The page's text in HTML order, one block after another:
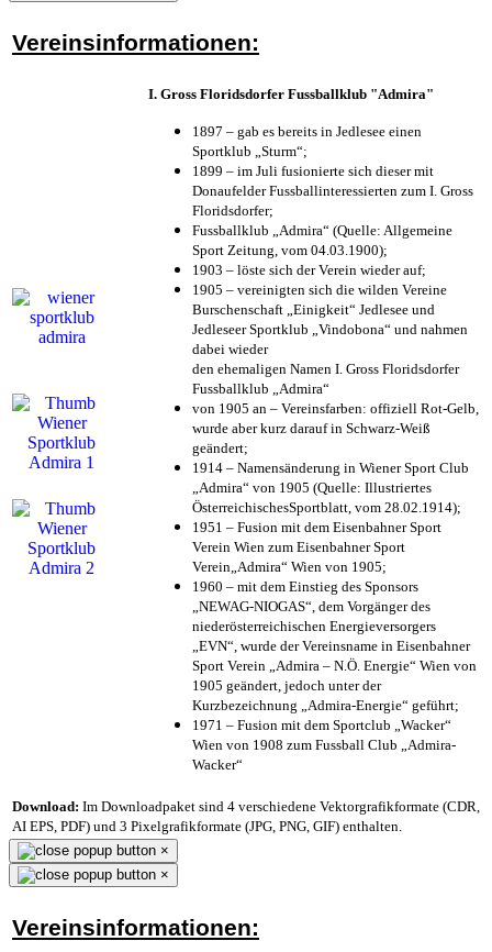
Vereinsinformationen:
I. Gross Floridsdorfer Fussballklub "Admira"
1897 – gab es bereits in Jedlesee einen
Sportklub „Sturm“;
1899 – im Juli fusionierte sich dieser mit
Donaufelder Fussballinteressierten zum I. Gross
Floridsdorfer;
Fussballklub „Admira“ (Quelle: Allgemeine
Sport Zeitung, vom 04.03.1900);
1903 – löste sich der Verein wieder auf;
1905 – vereinigten sich die wilden Vereine
Burschenschaft „Einigkeit“ Jedlesee und
Jedleseer Sportklub „Vindobona“ und nahmen
dabei wieder
den ehemaligen Namen I. Gross Floridsdorfer
Fussballklub „Admira“
von 1905 an – Vereinsfarben: offiziell Rot-Gelb,
wurde aber kurz darauf in Schwarz-Weiß
geändert;
1914 – Namensänderung in Wiener Sport Club
„Admira“ von 1905 (Quelle: Illustriertes
ÖsterreichischesSportblatt, vom 28.02.1914);
1951 – Fusion mit dem Eisenbahner Sport
Verein Wien zum Eisenbahner Sport
Verein„Admira“ Wien von 1905;
1960 – mit dem Einstieg des Sponsors
„NEWAG-NIOGAS“, dem Vorgänger des
niederösterreichischen Energieversorgers
„EVN“, wurde der Vereinsname in Eisenbahner
Sport Verein „Admira – N.Ö. Energie“ Wien von
1905 geändert, jedoch unter der
Kurzbezeichnung „Admira-Energie“ geführt;
1971 – Fusion mit dem Sportclub „Wacker“
Wien von 1908 zum Fussball Club „Admira-
Wacker“
Download: Im Downloadpaket sind 4 verschiedene Vektorgrafikformate (CDR,
AI EPS, PDF) und 3 Pixelgrafikformate (JPG, PNG, GIF) enthalten.
×
×
Vereinsinformationen: